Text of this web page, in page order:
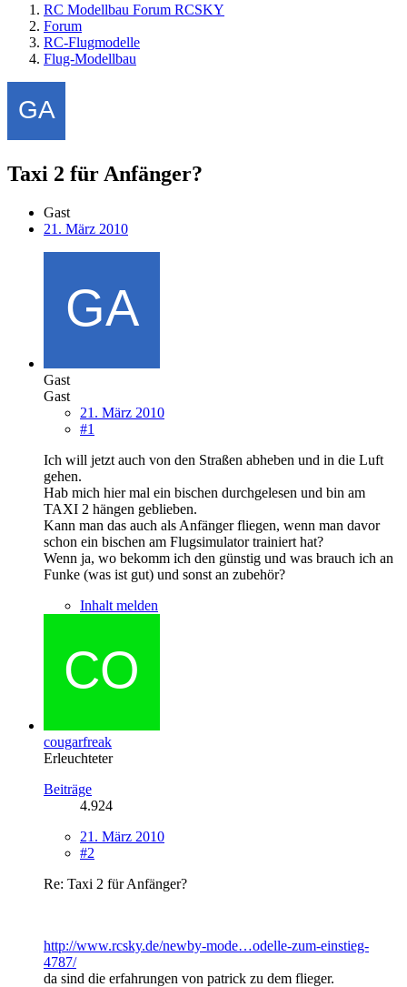
RC Modellbau Forum RCSKY
Forum
RC-Flugmodelle
Flug-Modellbau
Taxi 2 für Anfänger?
Gast
21. März 2010
Gast
Gast
21. März 2010
#1
Ich will jetzt auch von den Straßen abheben und in die Luft
gehen.
Hab mich hier mal ein bischen durchgelesen und bin am
TAXI 2 hängen geblieben.
Kann man das auch als Anfänger fliegen, wenn man davor
schon ein bischen am Flugsimulator trainiert hat?
Wenn ja, wo bekomm ich den günstig und was brauch ich an
Funke (was ist gut) und sonst an zubehör?
Inhalt melden
cougarfreak
Erleuchteter
Beiträge
4.924
21. März 2010
#2
Re: Taxi 2 für Anfänger?
http://www.rcsky.de/newby-mode…odelle-zum-einstieg-
4787/
da sind die erfahrungen von patrick zu dem flieger.